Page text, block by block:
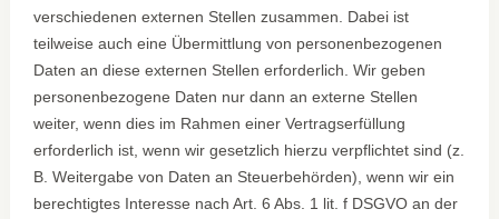
verschiedenen externen Stellen zusammen. Dabei ist
teilweise auch eine Übermittlung von personenbezogenen
Daten an diese externen Stellen erforderlich. Wir geben
personenbezogene Daten nur dann an externe Stellen
weiter, wenn dies im Rahmen einer Vertragserfüllung
erforderlich ist, wenn wir gesetzlich hierzu verpflichtet sind (z.
B. Weitergabe von Daten an Steuerbehörden), wenn wir ein
berechtigtes Interesse nach Art. 6 Abs. 1 lit. f DSGVO an der